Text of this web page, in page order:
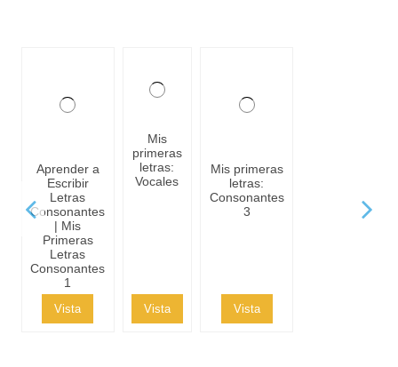
Aprender a
Escribir
Letras
Consonantes
| Mis
Primeras
Letras
Consonantes
1
Vista
Mis
primeras
letras:
Vocales
Vista
Mis primeras
letras:
Consonantes
3
Vista